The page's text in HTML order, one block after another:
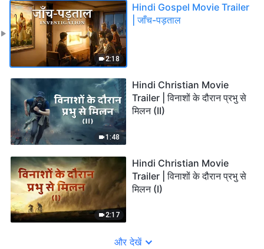
2:18
Hindi Gospel Movie Trailer
| जाँच-पड़ताल
1:48
Hindi Christian Movie
Trailer | विनाशों के दौरान प्रभु से
मिलन (II)
2:17
Hindi Christian Movie
Trailer | विनाशों के दौरान प्रभु से
मिलन (I)
और देखें